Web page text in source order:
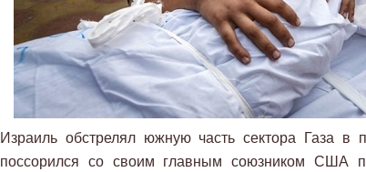
Израиль обстрелял южную часть сектора Газа в
поссорился со своим главным союзником США